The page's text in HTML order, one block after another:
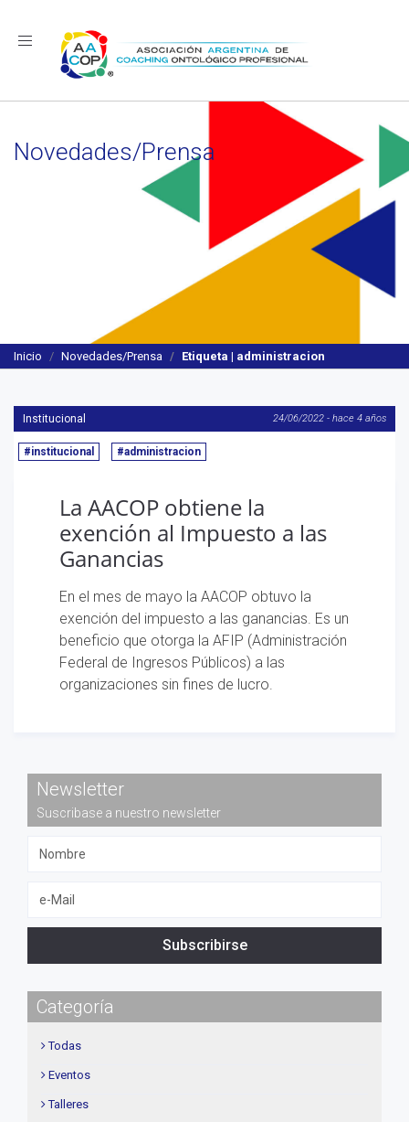
Navegación
Novedades/Prensa
Inicio Novedades/Prensa Etiqueta | administracion
Institucional 24/06/2022 - hace 4 años
#institucional #administracion
La AACOP obtiene la
exención al Impuesto a las
Ganancias
En el mes de mayo la AACOP obtuvo la
exención del impuesto a las ganancias. Es un
beneficio que otorga la AFIP (Administración
Federal de Ingresos Públicos) a las
organizaciones sin fines de lucro.
Newsletter
Suscribase a nuestro newsletter
Subscribirse
Categoría
Todas
Eventos
Talleres